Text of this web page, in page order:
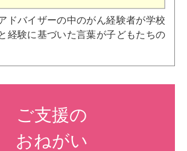
ドバイザーの中のがん経験者が学校
経験に基づいた言葉が子どもたちの
ご支援の
おねがい